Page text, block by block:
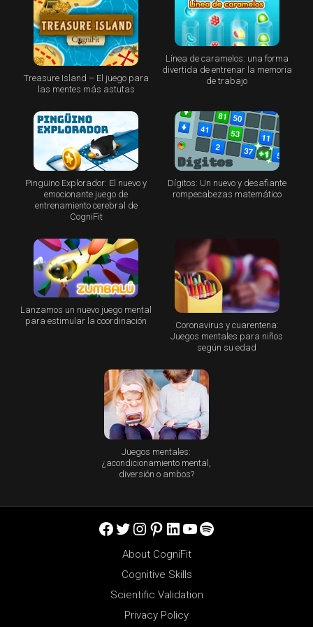
Treasure Island – El juego para
las mentes más astutas
Línea de caramelos: una forma
divertida de entrenar la memoria
de trabajo
Pingüino Explorador: El nuevo y
emocionante juego de
entrenamiento cerebral de
CogniFit
Dígitos: Un nuevo y desafiante
rompecabezas matemático
Lanzamos un nuevo juego mental
para estimular la coordinación
Coronavirus y cuarentena:
Juegos mentales para niños
según su edad
Juegos mentales:
¿acondicionamiento mental,
diversión o ambos?
Facebook
Twitter
Instagram
Pinterest
LinkedIn
YouTube
Spotify
About CogniFit
Cognitive Skills
Scientific Validation
Privacy Policy